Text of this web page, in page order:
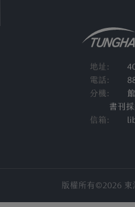
地址:
電話:
分機:
書刊
信箱:
版權所有©2026 東